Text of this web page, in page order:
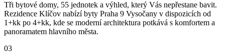
Tři bytové domy, 55 jednotek a výhled, který Vás nepřestane bavit.
Rezidence Klíčov nabízí byty Praha 9 Vysočany v dispozicích od
1+kk po 4+kk, kde se moderní architektura potkává s komfortem a
panoramatem hlavního města.
03